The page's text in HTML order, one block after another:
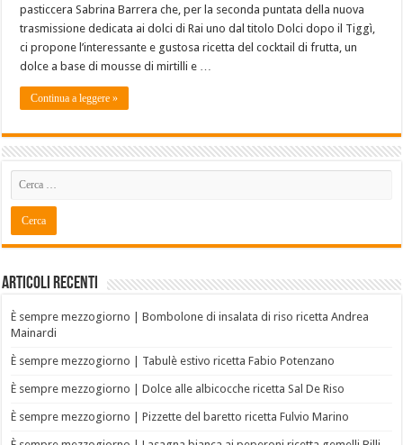
pasticcera Sabrina Barrera che, per la seconda puntata della nuova
trasmissione dedicata ai dolci di Rai uno dal titolo Dolci dopo il Tiggì,
ci propone l’interessante e gustosa ricetta del cocktail di frutta, un
dolce a base di mousse di mirtilli e …
Continua a leggere »
Articoli recenti
È sempre mezzogiorno | Bombolone di insalata di riso ricetta Andrea
Mainardi
È sempre mezzogiorno | Tabulè estivo ricetta Fabio Potenzano
È sempre mezzogiorno | Dolce alle albicocche ricetta Sal De Riso
È sempre mezzogiorno | Pizzette del baretto ricetta Fulvio Marino